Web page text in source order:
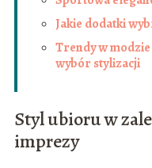
Jakie dodatki
Trendy w modzie
wybór stylizacji
Styl ubioru w
imprezy